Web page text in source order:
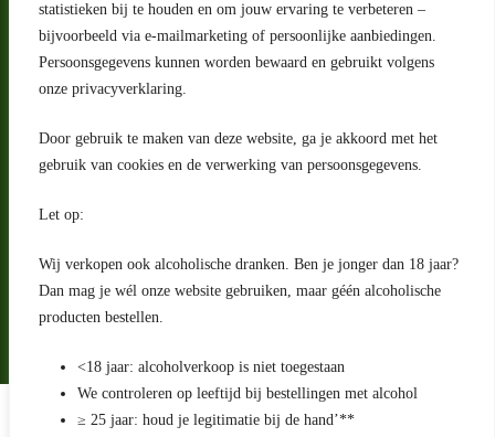
statistieken bij te houden en om jouw ervaring te verbeteren –
bijvoorbeeld via e-mailmarketing of persoonlijke aanbiedingen.
Persoonsgegevens kunnen worden bewaard en gebruikt volgens
onze privacyverklaring.
Door gebruik te maken van deze website, ga je akkoord met het
gebruik van cookies en de verwerking van persoonsgegevens.
Let op:
Wij verkopen ook alcoholische dranken. Ben je jonger dan 18 jaar?
Dan mag je wél onze website gebruiken, maar géén alcoholische
producten bestellen.
<18 jaar: alcoholverkoop is niet toegestaan
We controleren op leeftijd bij bestellingen met alcohol
≥ 25 jaar: houd je legitimatie bij de hand’**
Adres
Riga 4 E
2993 LW Barendrecht
Nederland
Contact
klantenservice@portugeseproducten.nl
Facebook
Herroepingsrecht
Bij bezorging van alcoholhoudende dranken voert de bezorger
Algemene voorwaarden